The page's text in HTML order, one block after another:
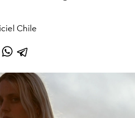
Chile